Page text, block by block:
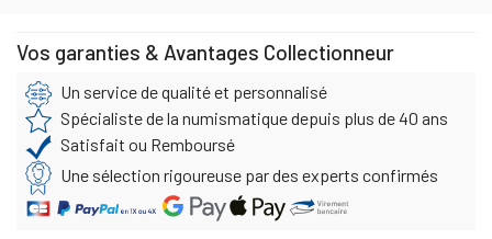
Vos garanties & Avantages Collectionneur
Un service de qualité et personnalisé
Spécialiste de la numismatique depuis plus de 40 ans
Satisfait ou Remboursé
Une sélection rigoureuse par des experts confirmés